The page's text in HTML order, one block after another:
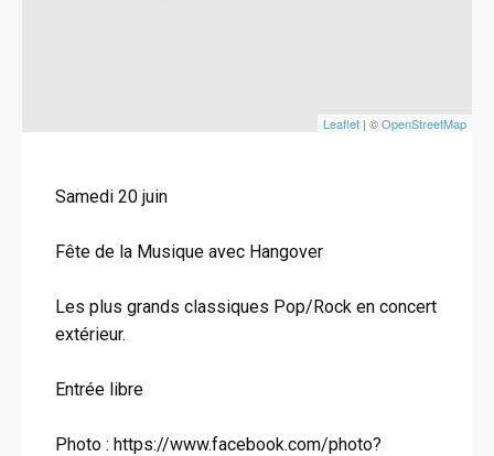
Leaflet | ©OpenStreetMap
Samedi 20 juin
Fête de la Musique avec Hangover
Les plus grands classiques Pop/Rock en concert
extérieur.
Entrée libre
Photo : https://www.facebook.com/photo?